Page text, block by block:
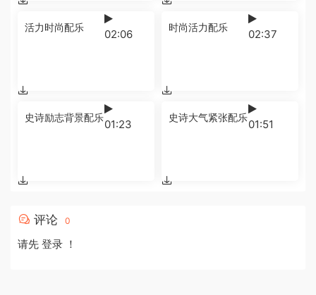
活力时尚配乐
02:06
时尚活力配乐
02:37
史诗励志背景配乐
01:23
史诗大气紧张配乐
01:51
评论 0
请先 登录 ！